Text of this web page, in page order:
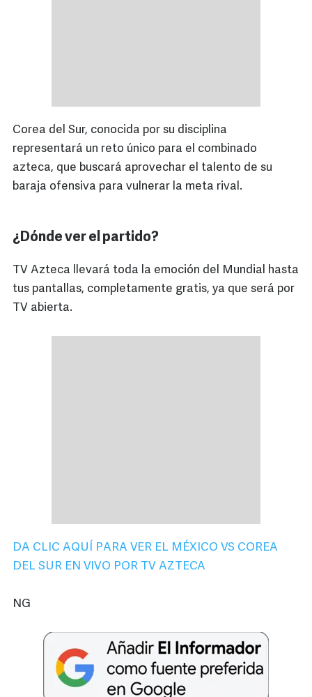
Corea del Sur, conocida por su disciplina
representará un reto único para el combinado
azteca, que buscará aprovechar el talento de su
baraja ofensiva para vulnerar la meta rival.
¿Dónde ver el partido?
TV Azteca llevará toda la emoción del Mundial hasta
tus pantallas, completamente gratis, ya que será por
TV abierta.
DA CLIC AQUÍ PARA VER EL MÉXICO VS COREA
DEL SUR EN VIVO POR TV AZTECA
NG